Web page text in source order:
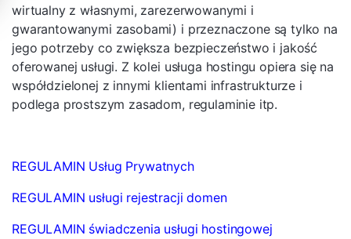
wirtualny z własnymi, zarezerwowanymi i
gwarantowanymi zasobami) i przeznaczone są tylko na
jego potrzeby co zwiększa bezpieczeństwo i jakość
oferowanej usługi. Z kolei usługa hostingu opiera się na
współdzielonej z innymi klientami infrastrukturze i
podlega prostszym zasadom, regulaminie itp.
REGULAMIN Usług Prywatnych
REGULAMIN usługi rejestracji domen
REGULAMIN świadczenia usługi hostingowej